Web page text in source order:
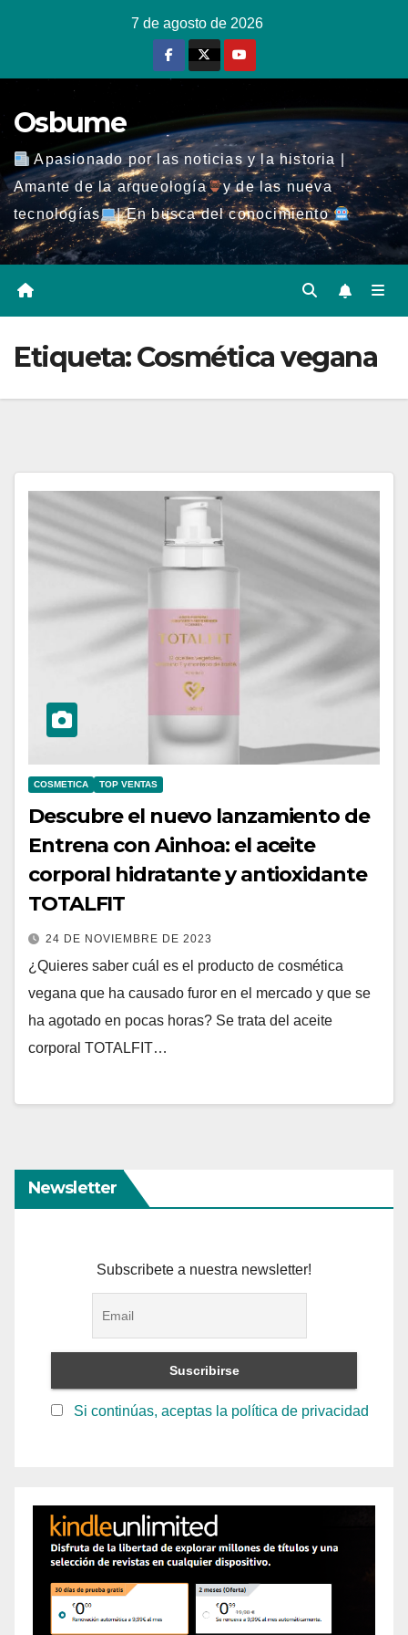
7 de agosto de 2026
Osbume
Apasionado por las noticias y la historia |
Amante de la arqueología
y de las nueva
tecnologías
| En busca del conocimiento
Etiqueta:Cosmética vegana
COSMETICA TOP VENTAS
Descubre el nuevo lanzamiento de
Entrena con Ainhoa: el aceite
corporal hidratante y antioxidante
TOTALFIT
24 DE NOVIEMBRE DE 2023
¿Quieres saber cuál es el producto de cosmética
vegana que ha causado furor en el mercado y que se
ha agotado en pocas horas? Se trata del aceite
corporal TOTALFIT…
Newsletter
Subscribete a nuestra newsletter!
Si continúas, aceptas la política de privacidad